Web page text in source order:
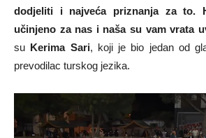
dodjeliti i najveća priznanja za to.
učinjeno za nas i naša su vam vrata
su Kerima Sari, koji je bio jedan od
prevodilac turskog jezika.